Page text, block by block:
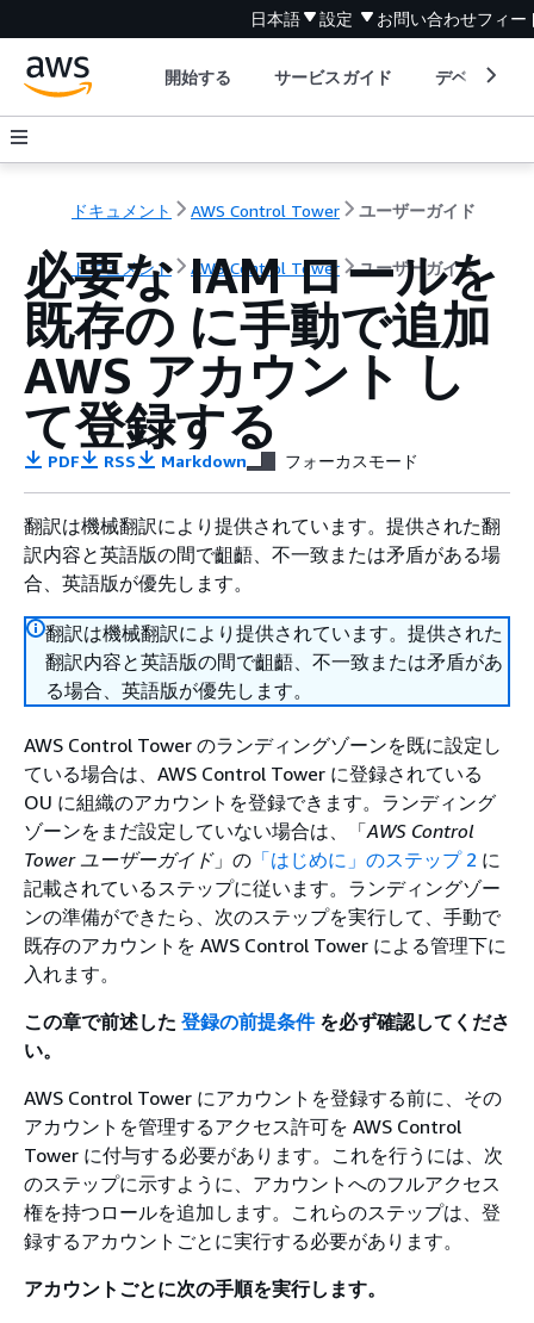
日本語 設定 お問い合わせフィー
開始する サービスガイド デベロッパ
ドキュメント AWS Control Tower ユーザーガイド
ドキュメント AWS Control Tower ユーザーガイド
必要な IAM ロールを
既存の に手動で追加
AWS アカウント し
て登録する
PDF RSS Markdown フォーカスモード
翻訳は機械翻訳により提供されています。提供された翻
訳内容と英語版の間で齟齬、不一致または矛盾がある場
合、英語版が優先します。
翻訳は機械翻訳により提供されています。提供された
翻訳内容と英語版の間で齟齬、不一致または矛盾があ
る場合、英語版が優先します。
AWS Control Tower のランディングゾーンを既に設定し
ている場合は、AWS Control Tower に登録されている
OU に組織のアカウントを登録できます。ランディング
ゾーンをまだ設定していない場合は、「AWS Control
Tower ユーザーガイド」の 「はじめに」のステップ 2 に
記載されているステップに従います。ランディングゾー
ンの準備ができたら、次のステップを実行して、手動で
既存のアカウントを AWS Control Tower による管理下に
入れます。
この章で前述した 登録の前提条件を必ず確認してくださ
い。
AWS Control Tower にアカウントを登録する前に、その
アカウントを管理するアクセス許可を AWS Control
Tower に付与する必要があります。これを行うには、次
のステップに示すように、アカウントへのフルアクセス
権を持つロールを追加します。これらのステップは、登
録するアカウントごとに実行する必要があります。
アカウントごとに次の手順を実行します。